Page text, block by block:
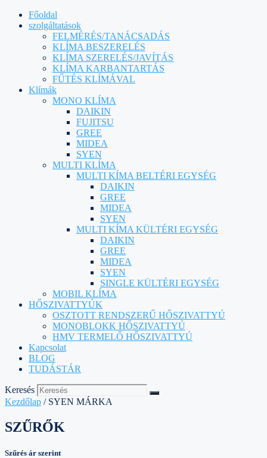
Főoldal
szolgáltatások
FELMÉRÉS/TANÁCSADÁS
KLÍMA BESZERELÉS
KLÍMA SZERELÉS/JAVÍTÁS
KLÍMA KARBANTARTÁS
FŰTÉS KLÍMÁVAL
Klímák
MONO KLÍMA
DAIKIN
FUJITSU
GREE
MIDEA
SYEN
MULTI KLÍMA
MULTI KÍMA BELTÉRI EGYSÉG
DAIKIN
GREE
MIDEA
SYEN
MULTI KÍMA KÜLTÉRI EGYSÉG
DAIKIN
GREE
MIDEA
SYEN
SINGLE KÜLTÉRI EGYSÉG
MOBIL KLÍMA
HŐSZIVATTYÚK
OSZTOTT RENDSZERŰ HŐSZIVATTYÚ
MONOBLOKK HŐSZIVATTYÚ
HMV TERMELŐ HŐSZIVATTYÚ
Kapcsolat
BLOG
TUDÁSTÁR
Keresés
Kezdőlap / SYEN MÁRKA
SZŰRŐK
Szűrés ár szerint